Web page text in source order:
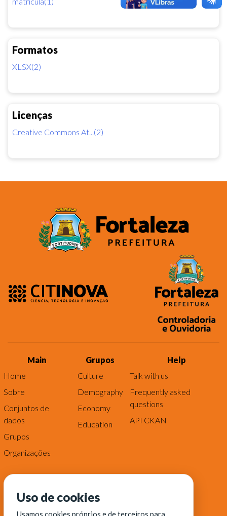
Formatos
XLSX(2)
Licenças
Creative Commons At...(2)
Main
Home
Sobre
Conjuntos de
dados
Grupos
Organizações
Grupos
Culture
Demography
Economy
Education
Help
Talk with us
Frequently asked
questions
API CKAN
Uso de cookies
Usamos cookies próprios e de terceiros para